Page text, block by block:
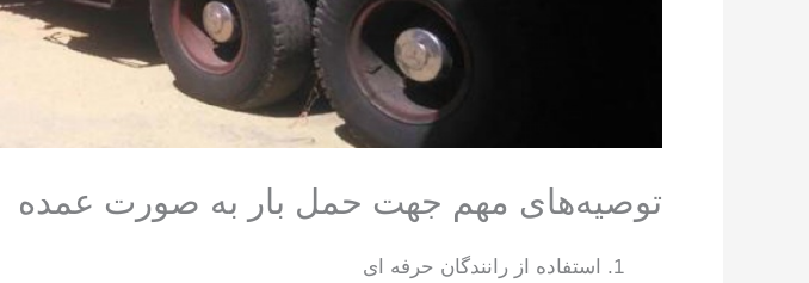
توصیه‎‌های مهم جهت حمل بار به صورت عمده
استفاده از رانندگان حرفه ای